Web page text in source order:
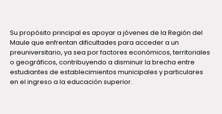
Su propósito principal es apoyar a jóvenes de la Región del
Maule que enfrentan dificultades para acceder a un
preuniversitario, ya sea por factores económicos, territoriales
o geográficos, contribuyendo a disminuir la brecha entre
estudiantes de establecimientos municipales y particulares
en el ingreso a la educación superior.